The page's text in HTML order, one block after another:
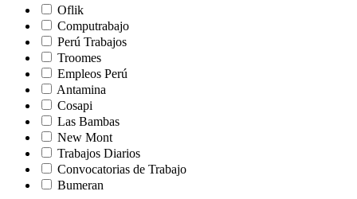
Oflik
Computrabajo
Perú Trabajos
Troomes
Empleos Perú
Antamina
Cosapi
Las Bambas
New Mont
Trabajos Diarios
Convocatorias de Trabajo
Bumeran